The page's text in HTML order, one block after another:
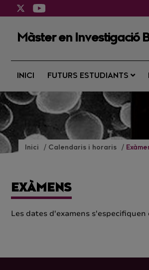
Màster en Investigació
INICI FUTURS ESTUDIANTS
Inici Calendaris i horaris
EXÀMENS
Les dates d'examens